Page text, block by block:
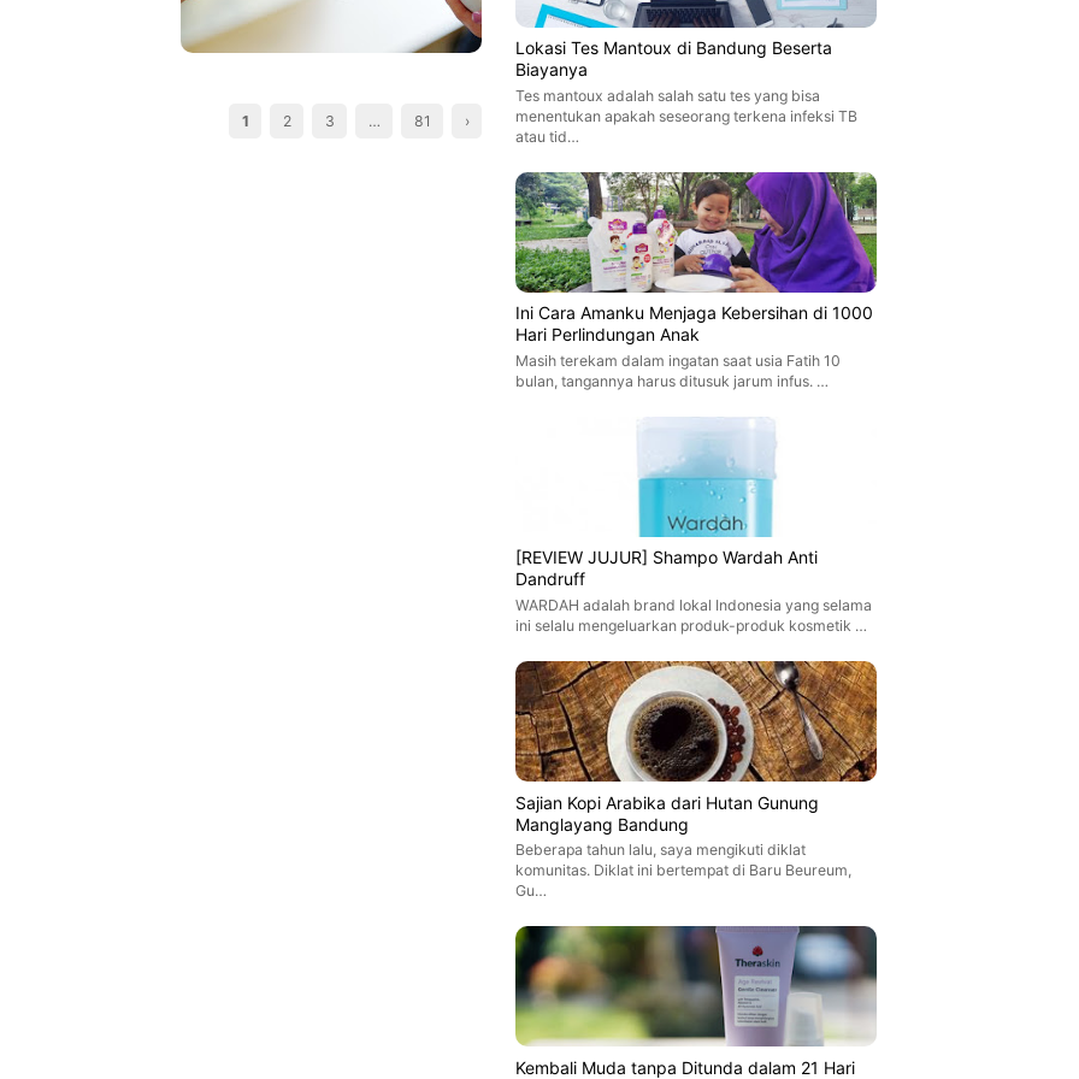
1 2 3 … 81 ›
Lokasi Tes Mantoux di Bandung Beserta
Biayanya
Tes mantoux adalah salah satu tes yang bisa
menentukan apakah seseorang terkena infeksi TB
atau tid…
Ini Cara Amanku Menjaga Kebersihan di 1000
Hari Perlindungan Anak
Masih terekam dalam ingatan saat usia Fatih 10
bulan, tangannya harus ditusuk jarum infus. …
[REVIEW JUJUR] Shampo Wardah Anti
Dandruff
WARDAH adalah brand lokal Indonesia yang selama
ini selalu mengeluarkan produk-produk kosmetik …
Sajian Kopi Arabika dari Hutan Gunung
Manglayang Bandung
Beberapa tahun lalu, saya mengikuti diklat
komunitas. Diklat ini bertempat di Baru Beureum,
Gu…
Kembali Muda tanpa Ditunda dalam 21 Hari